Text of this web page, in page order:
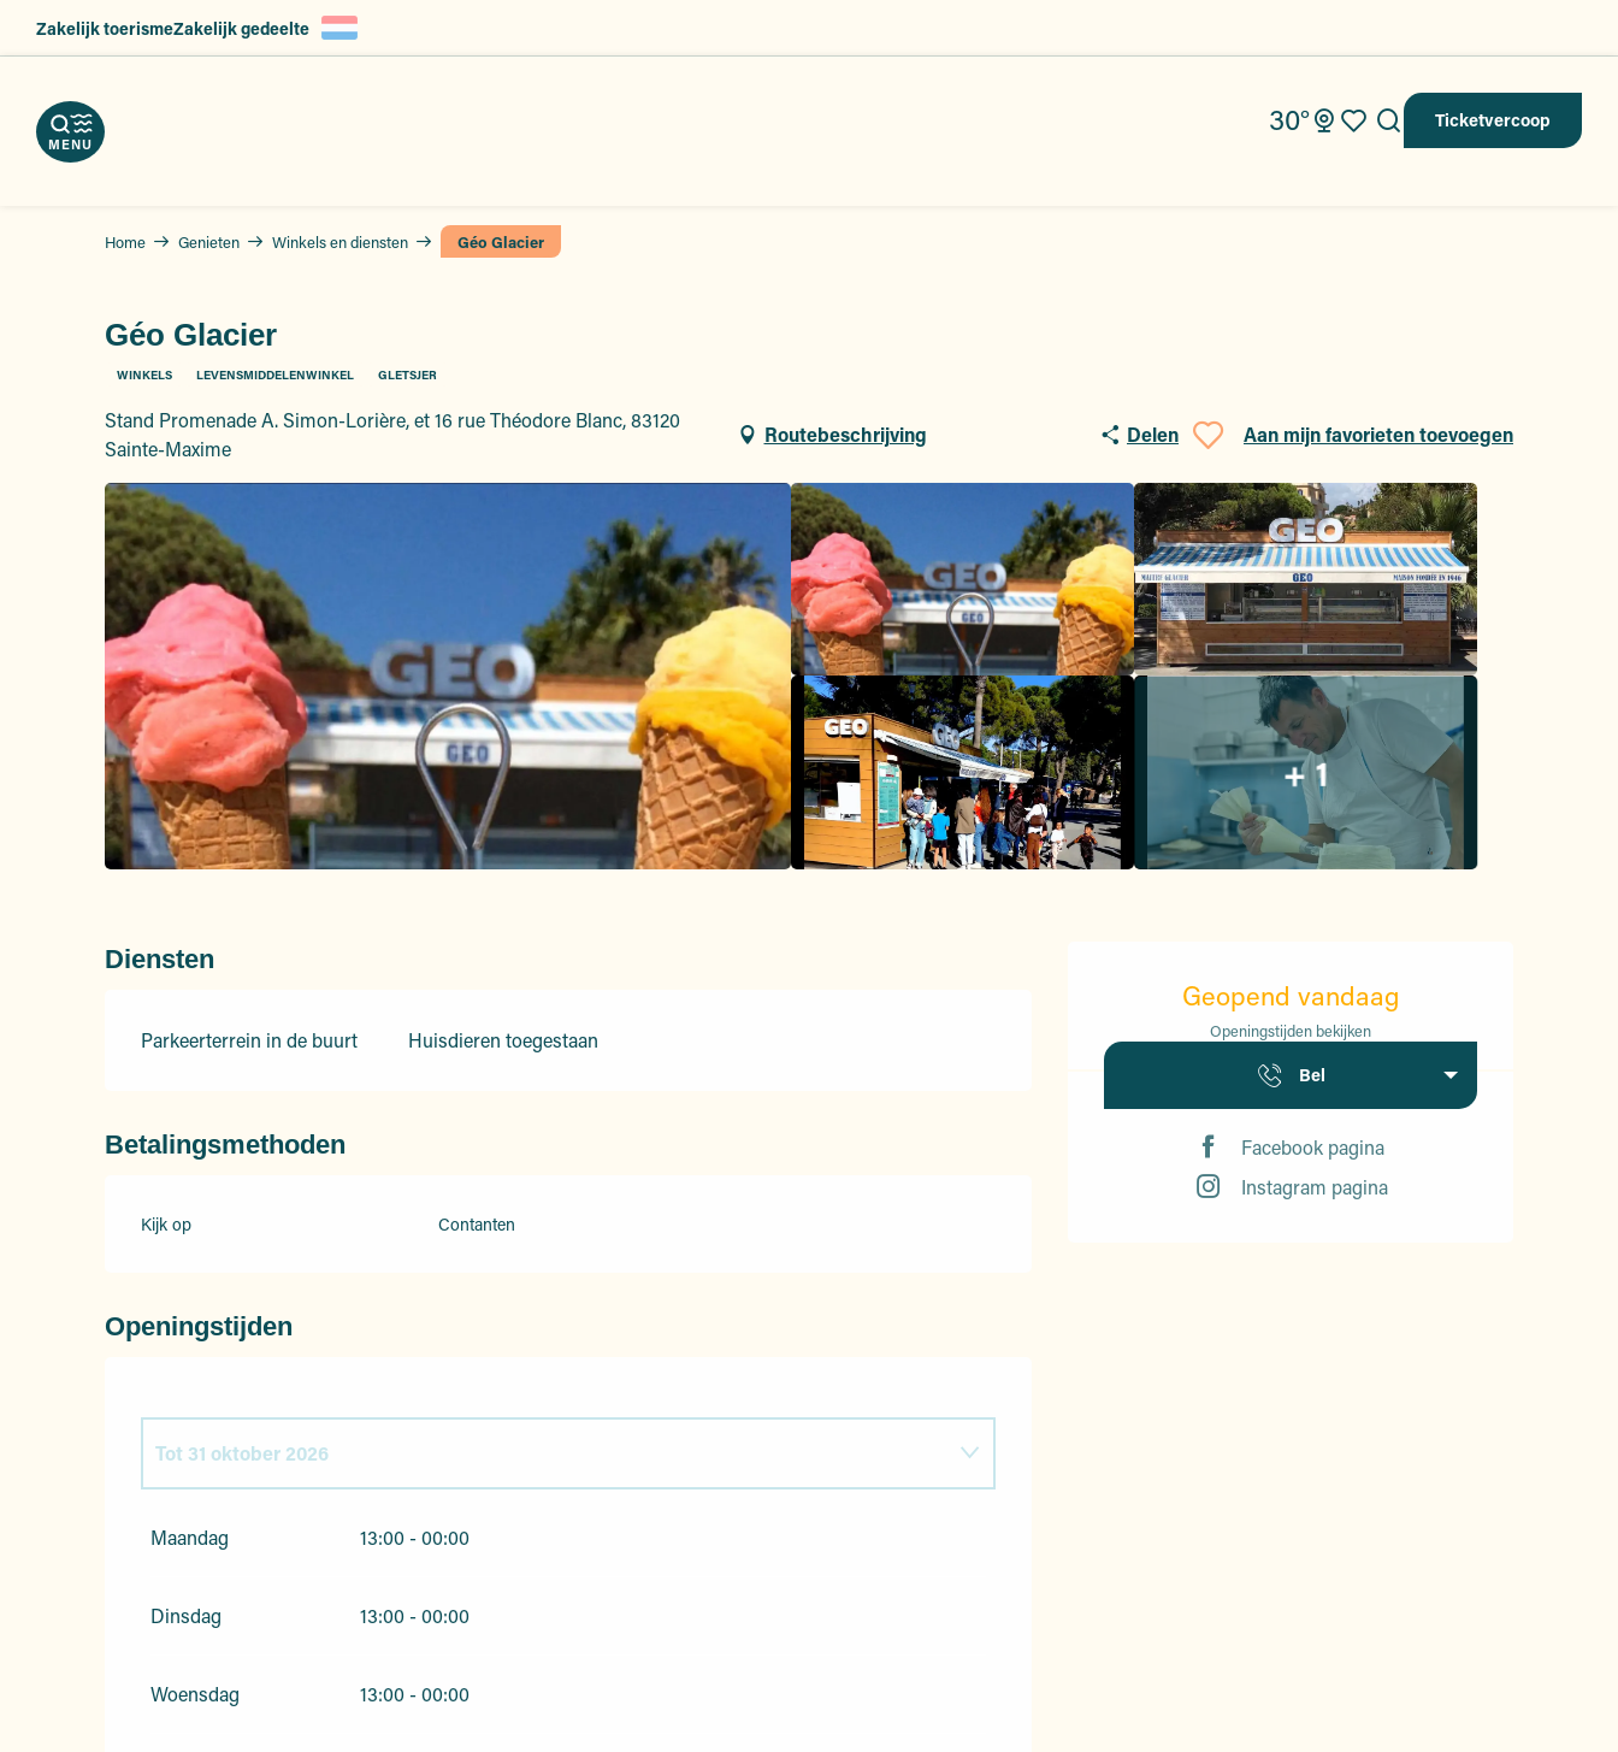
principal
30° Ticketvercoop
Voir les favoris
Zoek op
Zakelijk toerismeZakelijk gedeelte
MENU
Home Genieten Winkels en diensten Géo Glacier
Géo Glacier
WINKELS LEVENSMIDDELENWINKEL GLETSJER
Stand Promenade A. Simon-Lorière, et 16 rue Théodore Blanc, 83120
Sainte-Maxime
Routebeschrijving Delen
Ajouter aux favoris
Aan mijn favorieten toevoegen
+ 1
Geopend vandaag
Openingstijden bekijken
Bel
Facebook pagina
Instagram pagina
Diensten
Parkeerterrein in de buurt Huisdieren toegestaan
Betalingsmethoden
Kijk op Contanten
Openingstijden
Tot 31 oktober 2026
Maandag 13:00 - 00:00
Dinsdag 13:00 - 00:00
Woensdag 13:00 - 00:00